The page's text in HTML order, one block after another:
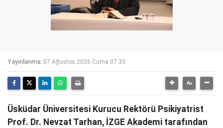
Yayınlanma: 07 Ağustos 2026 Cuma 07:33
Üsküdar Üniversitesi Kurucu Rektörü Psikiyatrist
Prof. Dr. Nevzat Tarhan, İZGE Akademi tarafından